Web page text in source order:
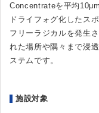
Concentrateを平均
ドライフォグ化したス
フリーラジカルを発生
れた場所や隅々まで浸
ステムです。
施設対象